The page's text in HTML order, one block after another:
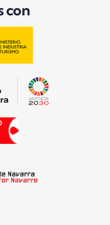
con